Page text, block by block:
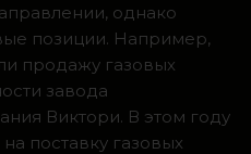
однако
позиции. Например,
продажу газовых
завода
Виктори. В этом году
поставку газовых